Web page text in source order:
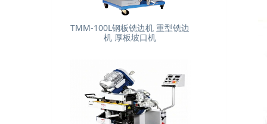
TMM-100L钢板铣边机 重型铣边
机 厚板坡口机